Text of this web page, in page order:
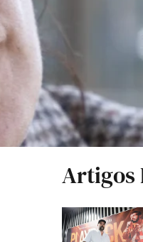
Artigos